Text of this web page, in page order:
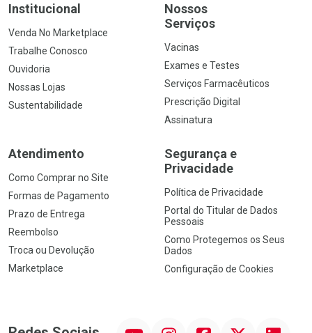
Institucional
Venda No Marketplace
Trabalhe Conosco
Ouvidoria
Nossas Lojas
Sustentabilidade
Nossos
Serviços
Vacinas
Exames e Testes
Serviços Farmacêuticos
Prescrição Digital
Assinatura
Atendimento
Como Comprar no Site
Formas de Pagamento
Prazo de Entrega
Reembolso
Troca ou Devolução
Marketplace
Segurança e
Privacidade
Política de Privacidade
Portal do Titular de Dados
Pessoais
Como Protegemos os Seus
Dados
Configuração de Cookies
InstagramFacebook Linkedin